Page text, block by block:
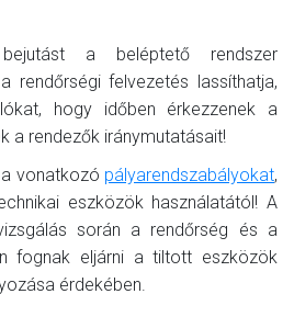
a beléptető rendszer
rendőrségi felvezetés lassíthatja,
hogy időben érkezzenek a
a rendezők iránymutatásait!
vonatkozó pályarendszabályokat,
eszközök használatától! A
során a rendőrség és a
fognak eljárni a tiltott eszközök
érdekében.